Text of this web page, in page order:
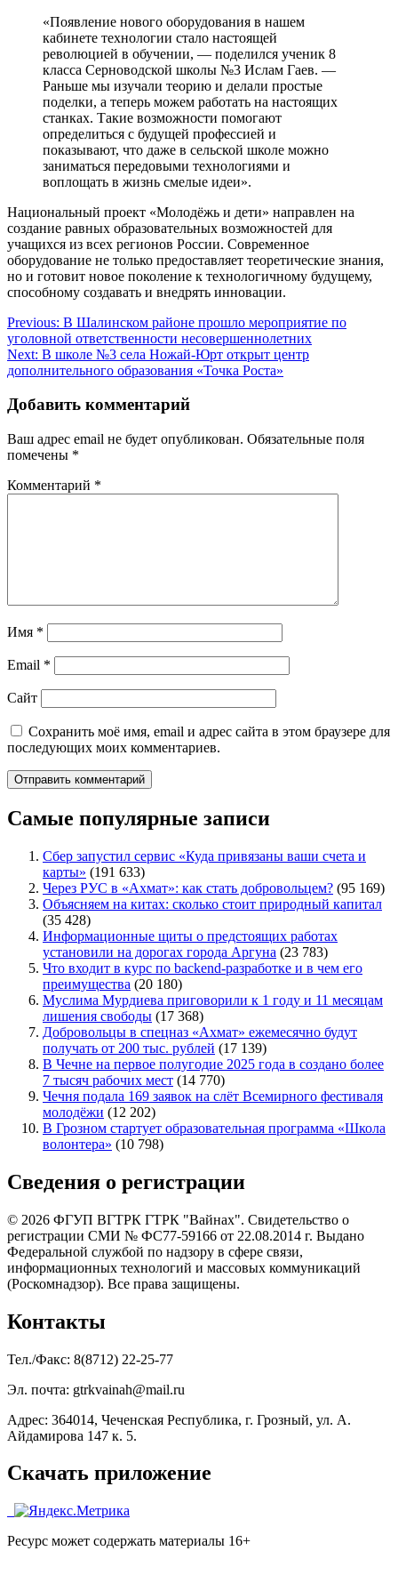
«Появление нового оборудования в нашем
кабинете технологии стало настоящей
революцией в обучении, — поделился ученик 8
класса Серноводской школы №3 Ислам Гаев. —
Раньше мы изучали теорию и делали простые
поделки, а теперь можем работать на настоящих
станках. Такие возможности помогают
определиться с будущей профессией и
показывают, что даже в сельской школе можно
заниматься передовыми технологиями и
воплощать в жизнь смелые идеи».
Национальный проект «Молодёжь и дети» направлен на
создание равных образовательных возможностей для
учащихся из всех регионов России. Современное
оборудование не только предоставляет теоретические знания,
но и готовит новое поколение к технологичному будущему,
способному создавать и внедрять инновации.
Навигация
по
записям
Previous: В Шалинском районе прошло мероприятие по
уголовной ответственности несовершеннолетних
Next: В школе №3 села Ножай-Юрт открыт центр
дополнительного образования «Точка Роста»
Добавить комментарий
Ваш адрес email не будет опубликован. Обязательные поля
помечены *
Комментарий *
Имя *
Email *
Сайт
Сохранить моё имя, email и адрес сайта в этом браузере для
последующих моих комментариев.
Самые популярные записи
Сбер запустил сервис «Куда привязаны ваши счета и
карты» (191 633)
Через РУС в «Ахмат»: как стать добровольцем? (95 169)
Объясняем на китах: сколько стоит природный капитал
(35 428)
Информационные щиты о предстоящих работах
установили на дорогах города Аргуна (23 783)
Что входит в курс по backend-разработке и в чем его
преимущества (20 180)
Муслима Мурдиева приговорили к 1 году и 11 месяцам
лишения свободы (17 368)
Добровольцы в спецназ «Ахмат» ежемесячно будут
получать от 200 тыс. рублей (17 139)
В Чечне на первое полугодие 2025 года в создано более
7 тысяч рабочих мест (14 770)
Чечня подала 169 заявок на слёт Всемирного фестиваля
молодёжи (12 202)
В Грозном стартует образовательная программа «Школа
волонтера» (10 798)
Сведения о регистрации
© 2026 ФГУП ВГТРК ГТРК "Вайнах". Свидетельство о
регистрации СМИ № ФС77-59166 от 22.08.2014 г. Выдано
Федеральной службой по надзору в сфере связи,
информационных технологий и массовых коммуникаций
(Роскомнадзор). Все права защищены.
Контакты
Тел./Факс: 8(8712) 22-25-77
Эл. почта: gtrkvainah@mail.ru
Адрес: 364014, Чеченская Республика, г. Грозный, ул. А.
Айдамирова 147 к. 5.
Скачать приложение
Ресурс может содержать материалы 16+